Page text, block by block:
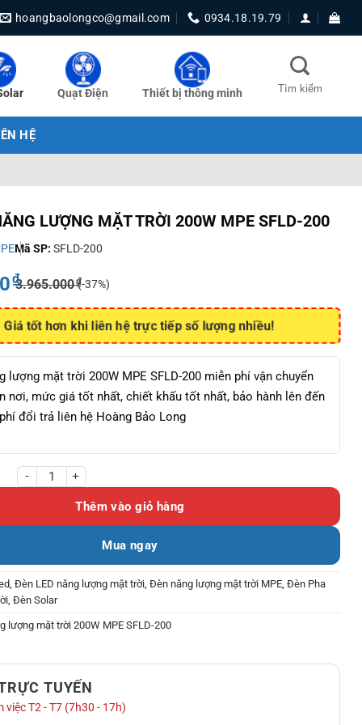
hoangbaolongco@gmail.com 0934.18.19.79
Quạt Điện Thiết bị thông minh
HỆ
LƯỢNG MẶT TRỜI 200W MPE SFLD-200
Mã SP: SFLD-200
₫3.965.000₫(-37%)
Giá tốt hơn khi liên hệ trực tiếp số lượng nhiều!
lượng mặt trời 200W MPE SFLD-200 miễn phí vận chuyển
nơi, mức giá tốt nhất, chiết khấu tốt nhất, bảo hành lên đến
đổi trả liên hệ Hoàng Bảo Long
mặt trời 200W MPE SFLD-200 số lượng
Thêm vào giỏ hàng
Mua ngay
Đèn LED năng lượng mặt trời Đèn năng lượng mặt trời MPE Đèn Pha
Đèn Solar
lượng mặt trời 200W MPE SFLD-200
TUYẾN
việc T2 - T7 (7h30 - 17h)